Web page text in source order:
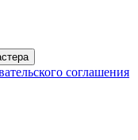
соглашения